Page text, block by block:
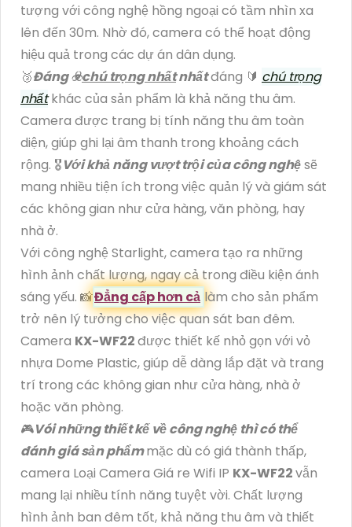
tượng với công nghệ hồng ngoại có tầm nhìn xa
lên đến 30m. Nhờ đó, camera có thể hoạt động
hiệu quả trong các dự án dân dụng.
🥉Đáng ☣️chú trọng nhấtnhấtđáng 🔰 chú trọng
nhấtkhác của sản phẩm là khả năng thu âm.
Camera được trang bị tính năng thu âm toàn
diện, giúp ghi lại âm thanh trong khoảng cách
rộng. 🎖️Với khả năng vượt trội của công nghệsẽ
mang nhiều tiện ích trong việc quản lý và giám sát
các không gian như cửa hàng, văn phòng, hay
nhà ở.
Với công nghệ Starlight, camera tạo ra những
hình ảnh chất lượng, ngay cả trong điều kiện ánh
sáng yếu. 📸Đẳng cấp hơn cả làm cho sản phẩm
trở nên lý tưởng cho việc quan sát ban đêm.
Camera KX-WF22được thiết kế nhỏ gọn với vỏ
nhựa Dome Plastic, giúp dễ dàng lắp đặt và trang
trí trong các không gian như cửa hàng, nhà ở
hoặc văn phòng.
🎮Vói những thiết kế về công nghệ thì có thể
đánh giá sản phẩmmặc dù có giá thành thấp,
camera Loại Camera Giá re Wifi IP KX-WF22vẫn
mang lại nhiều tính năng tuyệt vời. Chất lượng
hình ảnh ban đêm tốt, khả năng thu âm và thiết